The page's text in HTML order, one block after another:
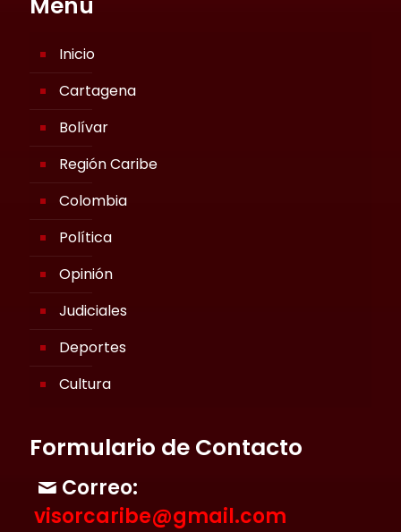
Inicio
Cartagena
Bolívar
Región Caribe
Colombia
Política
Opinión
Judiciales
Deportes
Cultura
Formulario de Contacto
Correo:
visorcaribe@gmail.com